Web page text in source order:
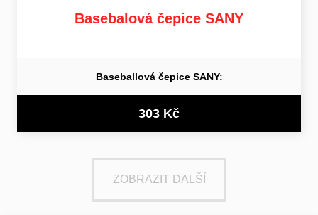
Basebalová čepice SANY
Baseballová čepice SANY:
303 Kč
ZOBRAZIT DALŠÍ